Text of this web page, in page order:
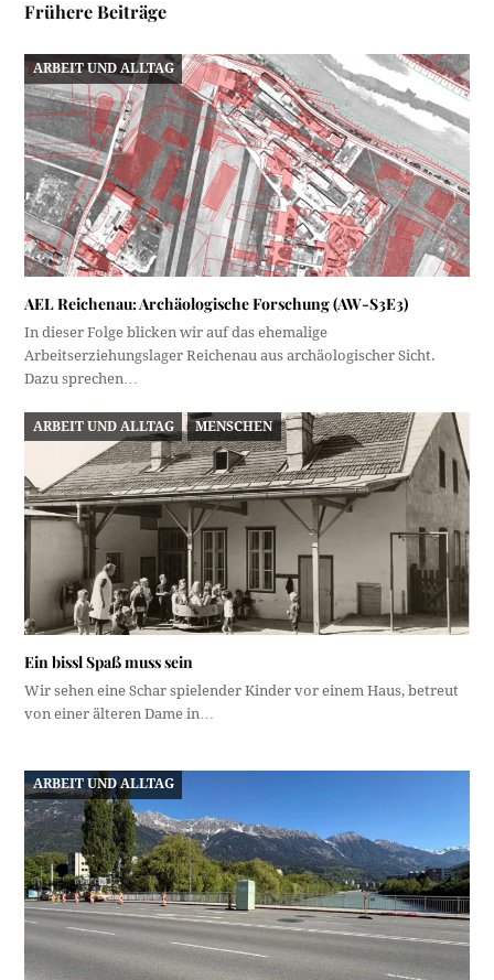
Frühere Beiträge
ARBEIT UND ALLTAG
AEL Reichenau: Archäologische Forschung (AW-S3E3)
In dieser Folge blicken wir auf das ehemalige
Arbeitserziehungslager Reichenau aus archäologischer Sicht.
Dazu sprechen…
ARBEIT UND ALLTAG MENSCHEN
Ein bissl Spaß muss sein
Wir sehen eine Schar spielender Kinder vor einem Haus, betreut
von einer älteren Dame in…
ARBEIT UND ALLTAG